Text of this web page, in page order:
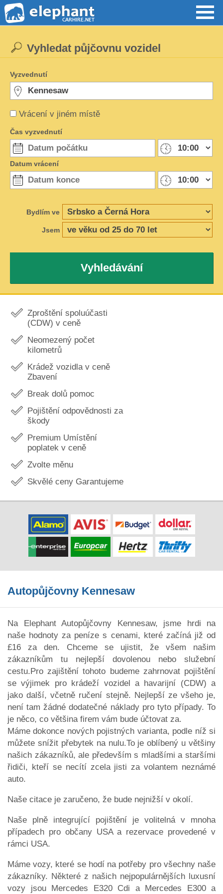
Vrácení v jiném místě
Vyhledat půjčovnu vozidel
Vyzvednutí
Čas vyzvednutí
Datum vrácení
Bydlím ve
Jsem
Vyhledávání
Zproštění spoluúčasti
(CDW) v ceně
Neomezený počet
kilometrů
Krádež vozidla v ceně
Zbavení
Break dolů pomoc
Pojištění odpovědnosti za
škody
Premium Umístění
poplatek v ceně
Zvolte měnu
Skvělé ceny Garantujeme
Autopůjčovny Kennesaw
Na Elephant Autopůjčovny Kennesaw, jsme hrdi na
naše hodnoty za peníze s cenami, které začíná již od
£16 za den. Chceme se ujistit, že všem našim
zákazníkům tu nejlepší dovolenou nebo služební
cestu.Pro zajištění tohoto budeme zahrnovat pojištění
se výjimek pro krádeží vozidel a havarijní (CDW) a
jako další, včetně ručení stejně. Nejlepší ze všeho je,
není tam žádné dodatečné náklady pro tyto případy. To
je něco, co většina firem vám bude účtovat za.
Máme dokonce nových pojistných varianta, podle níž si
můžete snížit přebytek na nulu.To je oblíbený u většiny
našich zákazníků, ale především s mladšími a staršími
řidiči, kteří se necítí zcela jisti za volantem neznámé
auto.
Naše citace je zaručeno, že bude nejnižší v okolí.
Naše plně integrující pojištění je volitelná v mnoha
případech pro občany USA a rezervace provedené v
rámci USA.
Máme vozy, které se hodí na potřeby pro všechny naše
zákazníky. Některé z našich nejpopulárnějších luxusní
vozy jsou Mercedes E320 Cdi a Mercedes E300 a